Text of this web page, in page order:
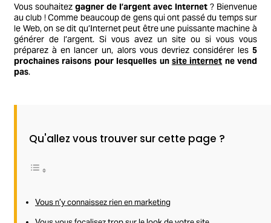
Vous souhaitez gagner de l’argent avec Internet ? Bienvenue
au club ! Comme beaucoup de gens qui ont passé du temps sur
le Web, on se dit qu’Internet peut être une puissante machine à
générer de l’argent. Si vous avez un site ou si vous vous
préparez à en lancer un, alors vous devriez considérer les 5
prochaines raisons pour lesquelles un site internet ne vend
pas.
Qu'allez vous trouver sur cette page ?
Vous n’y connaissez rien en marketing